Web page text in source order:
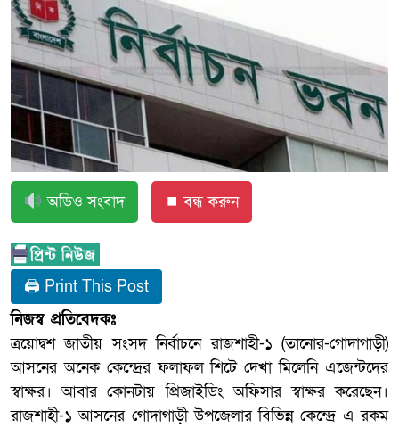
অডিও সংবাদ ⏹ বন্ধ করুন
🖨 Print This Post
নিজস্ব প্রতিবেদকঃ
ত্রয়োদ্বশ জাতীয় সংসদ নির্বাচনে রাজশাহী-১ (তানোর-গোদাগাড়ী)
আসনের অনেক কেন্দ্রের ফলাফল শিটে দেখা মিলেনি এজেন্টদের
স্বাক্ষর। আবার কোনটায় প্রিজাইডিং অফিসার স্বাক্ষর করেছেন।
রাজশাহী-১ আসনের গোদাগাড়ী উপজেলার বিভিন্ন কেন্দ্রে এ রকম